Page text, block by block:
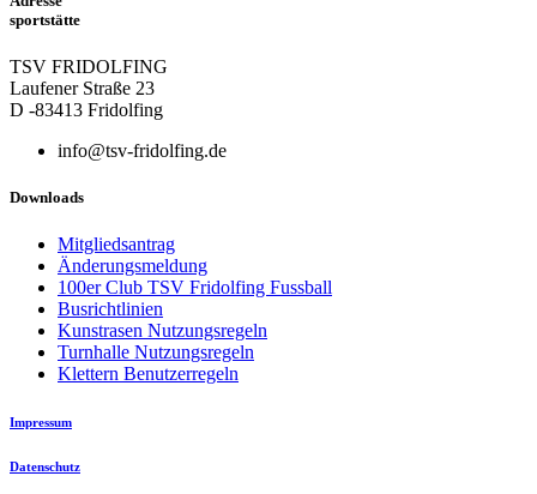
sportstätte
TSV FRIDOLFING
Laufener Straße 23
D -83413 Fridolfing
info@tsv-fridolfing.de
Downloads
Mitgliedsantrag
Änderungsmeldung
100er Club TSV Fridolfing Fussball
Busrichtlinien
Kunstrasen Nutzungsregeln
Turnhalle Nutzungsregeln
Klettern Benutzerregeln
Impressum
Datenschutz